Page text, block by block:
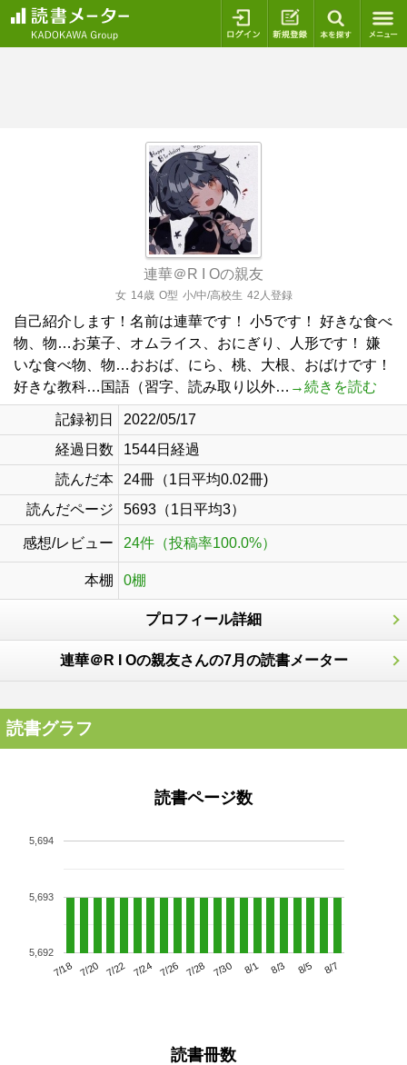
ログイン 新規登録
連華＠R I Oの親友
女 14歳 O型 小/中/高校生 42人登録
自己紹介します！名前は連華です！ 小5です！ 好きな食べ
物、物…お菓子、オムライス、おにぎり、人形です！ 嫌
いな食べ物、物…おおば、にら、桃、大根、おばけです！
好きな教科…国語（習字、読み取り以外… →続きを読む
記録初日
2022/05/17
経過日数
1544日経過
読んだ本
24冊（1日平均0.02冊)
読んだページ
5693（1日平均3）
感想/レビュー 24件（投稿率100.0%）
本棚 0棚
プロフィール詳細
連華＠R I Oの親友さんの7月の読書メーター
読書グラフ
読書ページ数
7/18 7/20 7/22 7/24 7/26 7/28 7/30 8/1 8/3 8/5 8/7
5,692
5,693
5,694
読書冊数